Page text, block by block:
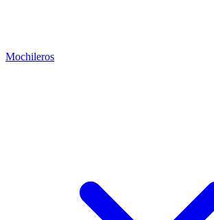
Mochileros